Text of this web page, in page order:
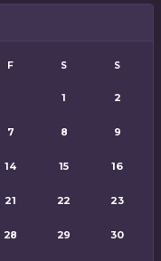
F S S
1 2
7 8 9
14 15 16
21 22 23
28 29 30